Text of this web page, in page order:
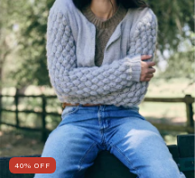
40% OFF